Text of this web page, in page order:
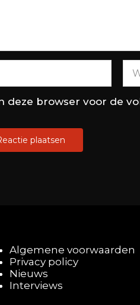
deze browser voor de
Algemene voorwaarden
Privacy policy
Nieuws
Interviews